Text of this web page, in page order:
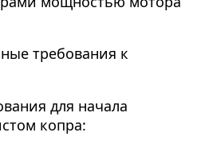
требования к
для начала
копра: